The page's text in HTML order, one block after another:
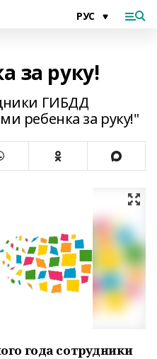
за руку!
ГИБДД
ребенка за руку!"
года сотрудники